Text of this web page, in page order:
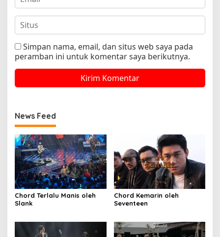
Simpan nama, email, dan situs web saya pada
peramban ini untuk komentar saya berikutnya.
News Feed
Chord Terlalu Manis oleh
Slank
Chord Kemarin oleh
Seventeen